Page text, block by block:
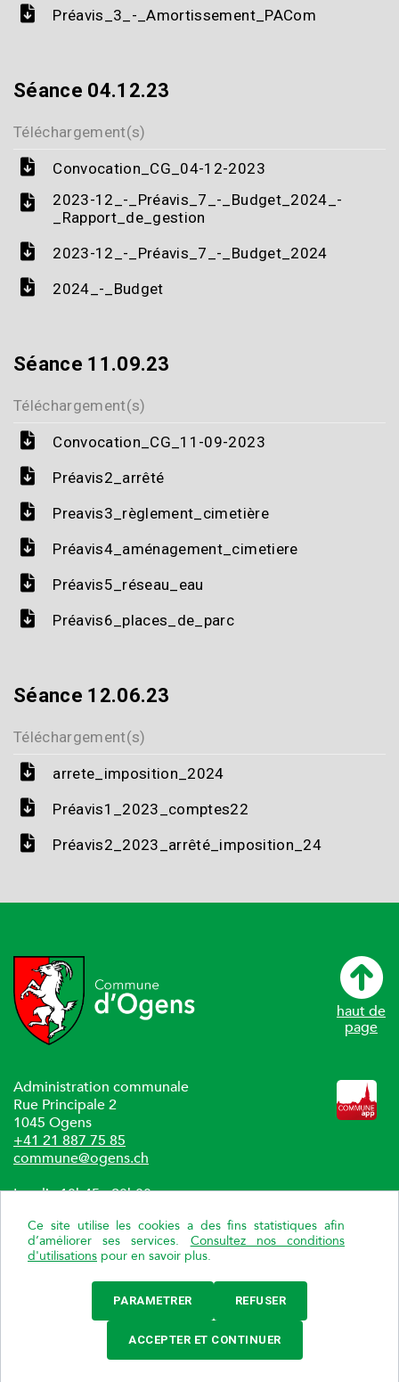
Préavis_3_-_Amortissement_PACom
Séance 04.12.23
Téléchargement(s)
Convocation_CG_04-12-2023
2023-12_-_Préavis_7_-_Budget_2024_-
_Rapport_de_gestion
2023-12_-_Préavis_7_-_Budget_2024
2024_-_Budget
Séance 11.09.23
Téléchargement(s)
Convocation_CG_11-09-2023
Préavis2_arrêté
Preavis3_règlement_cimetière
Préavis4_aménagement_cimetiere
Préavis5_réseau_eau
Préavis6_places_de_parc
Séance 12.06.23
Téléchargement(s)
arrete_imposition_2024
Préavis1_2023_comptes22
Préavis2_2023_arrêté_imposition_24
Administration communale
Rue Principale 2
1045 Ogens
+41 21 887 75 85
commune@ogens.ch
Lundi : 18h45 - 20h00
Localiser Ogens
Politique de confidentialité
Paramétrer les cookies.
haut de
page
Ce site utilise les cookies a des fins statistiques afin
d’améliorer ses services. Consultez nos conditions
d'utilisations pour en savoir plus.
PARAMETRER REFUSER
ACCEPTER ET CONTINUER